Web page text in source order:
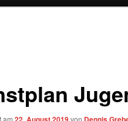
am von